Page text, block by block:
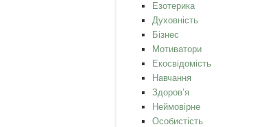
Езотерика
Духовність
Бізнес
Мотиватори
Екосвідомість
Навчання
Здоров’я
Неймовірне
Особистість